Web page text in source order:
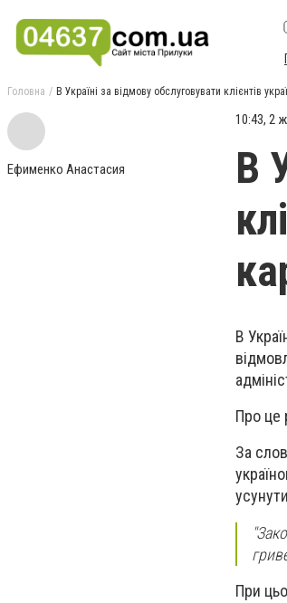
Головна В Україні за відмову обслуговувати клієнтів
Ефименко Анастасия
10:43, 2
В
В
Про це
За
При